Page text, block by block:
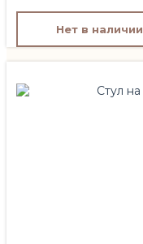
Нет в наличии